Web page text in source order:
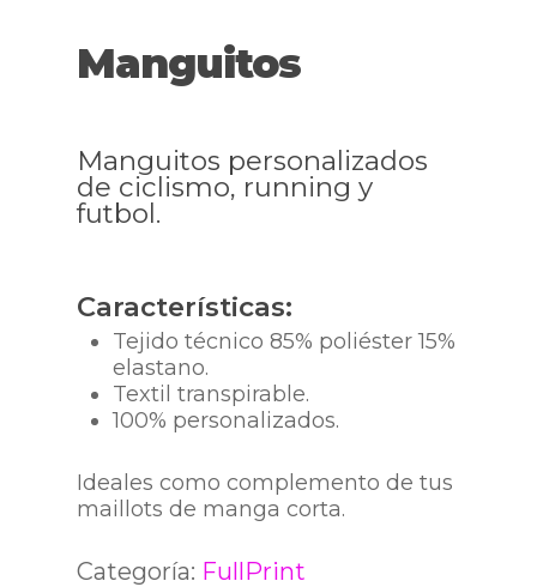
Manguitos
Manguitos personalizados
de ciclismo, running y
futbol.
Características:
Tejido técnico 85% poliéster 15%
elastano.
Textil transpirable.
100% personalizados.
Ideales como complemento de tus
maillots de manga corta.
Categoría: FullPrint